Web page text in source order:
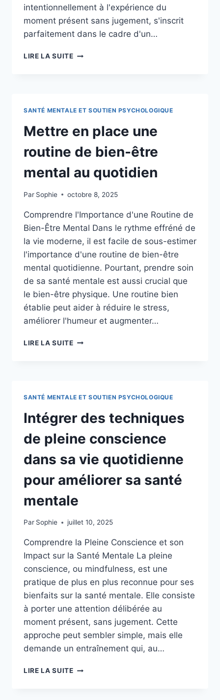
intentionnellement à l'expérience du
moment présent sans jugement, s'inscrit
parfaitement dans le cadre d'un…
LIRE LA SUITEINCORPORER
VIE
QUOTIDIENNE
POUR
LA
MENTALE
SANTÉ MENTALE ET SOUTIEN PSYCHOLOGIQUE
Mettre en place une
routine de bien-être
mental au quotidien
Par Sophie octobre 8, 2025
Comprendre l'Importance d'une Routine de
Bien-Être Mental Dans le rythme effréné de
la vie moderne, il est facile de sous-estimer
l'importance d'une routine de bien-être
mental quotidienne. Pourtant, prendre soin
de sa santé mentale est aussi crucial que
le bien-être physique. Une routine bien
établie peut aider à réduire le stress,
améliorer l'humeur et augmenter…
LIRE LA SUITEMETTRE
ÊTRE
MENTAL
QUOTIDIEN
SANTÉ MENTALE ET SOUTIEN PSYCHOLOGIQUE
Intégrer des techniques
de pleine conscience
dans sa vie quotidienne
pour améliorer sa santé
mentale
Par Sophie juillet 10, 2025
Comprendre la Pleine Conscience et son
Impact sur la Santé Mentale La pleine
conscience, ou mindfulness, est une
pratique de plus en plus reconnue pour ses
bienfaits sur la santé mentale. Elle consiste
à porter une attention délibérée au
moment présent, sans jugement. Cette
approche peut sembler simple, mais elle
demande un entraînement qui, au…
LIRE LA SUITEINTÉGRER